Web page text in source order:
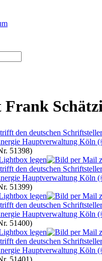
51398)
51399)
51400)
51401)